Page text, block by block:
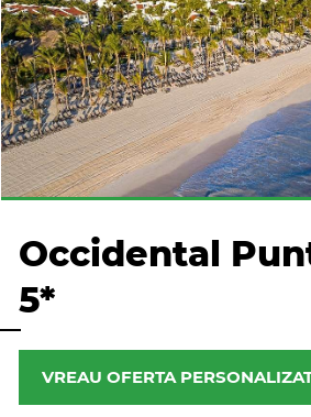
Occidental
5*
VREAU OFERTA